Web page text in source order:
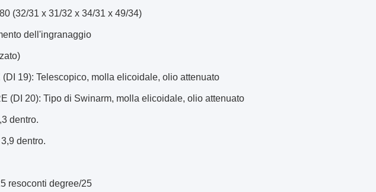
(32/31 x 31/32 x 34/31 x 49/34)
dell'ingranaggio
19): Telescopico, molla elicoidale, olio attenuato
(DI 20): Tipo di Swinarm, molla elicoidale, olio attenuato
dentro.
dentro.
resoconti degree/25